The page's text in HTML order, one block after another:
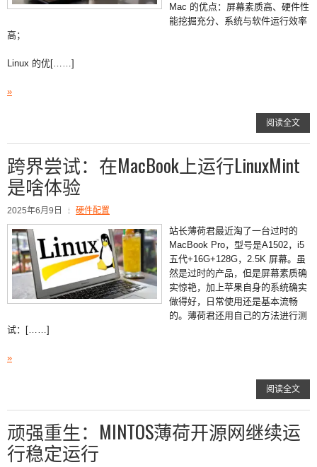
Mac 的优点：屏幕素质高、硬件性
能挖掘充分、系统与软件运行效率
高；
Linux 的优[……]
»
阅读全文
跨界尝试：在MacBook上运行LinuxMint
是啥体验
2025年6月9日 硬件配置
站长薄荷君最近淘了一台过时的
MacBook Pro，型号是A1502，i5
五代+16G+128G，2.5K 屏幕。虽
然是过时的产品，但是屏幕素质确
实惊艳，加上苹果自身的系统确实
做得好，日常使用还是基本流畅
的。薄荷君还用自己的方法进行测
试：[……]
»
阅读全文
顽强重生：MINTOS薄荷开源网继续运
行稳定运行